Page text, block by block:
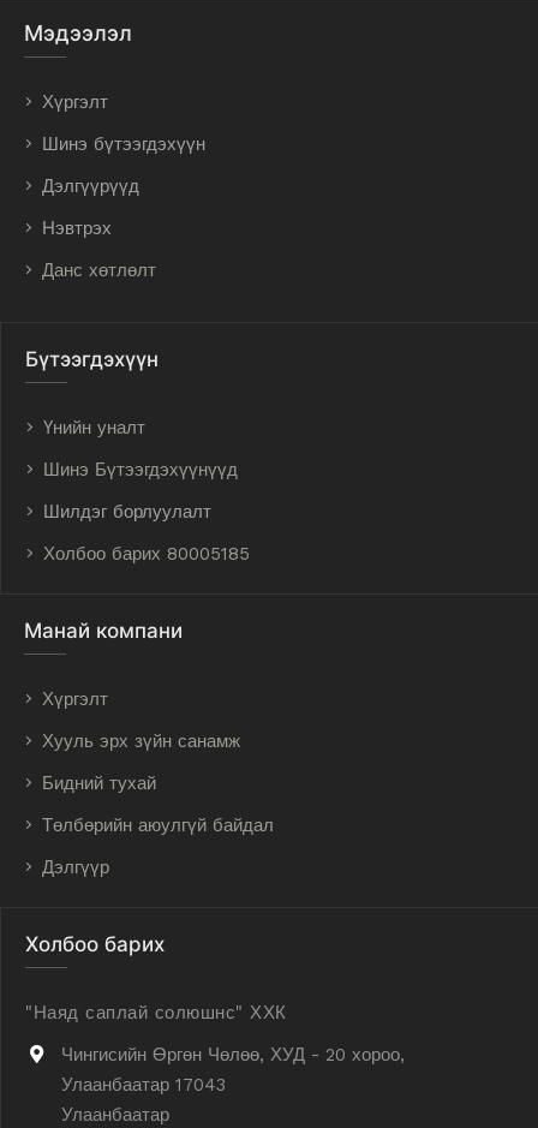
Мэдээлэл
Хүргэлт
Шинэ бүтээгдэхүүн
Дэлгүүрүүд
Нэвтрэх
Данс хөтлөлт
Бүтээгдэхүүн
Үнийн уналт
Шинэ Бүтээгдэхүүнүүд
Шилдэг борлуулалт
Холбоо барих 80005185
Манай компани
Хүргэлт
Хууль эрх зүйн санамж
Бидний тухай
Төлбөрийн аюулгүй байдал
Дэлгүүр
Холбоо барих
"Наяд саплай солюшнс" ХХК
Чингисийн Өргөн Чөлөө, ХУД - 20 хороо,
Улаанбаатар 17043
Улаанбаатар